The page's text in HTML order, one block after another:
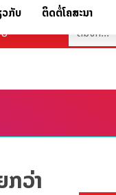
ກັບ ຕິດຕໍ່ໂຄສະນາ
ວ່າ